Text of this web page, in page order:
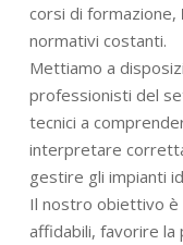
corsi di formazione,
normativi costanti.
Mettiamo a
professionisti del
tecnici a
interpretare
gestire gli impianti
Il nostro obiettivo è
affidabili, favorire la